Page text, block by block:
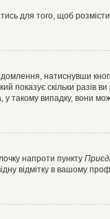
для того, щоб
натиснувши
скільки разів
у такому випадку, вони
напроти пункту
відмітку в вашому